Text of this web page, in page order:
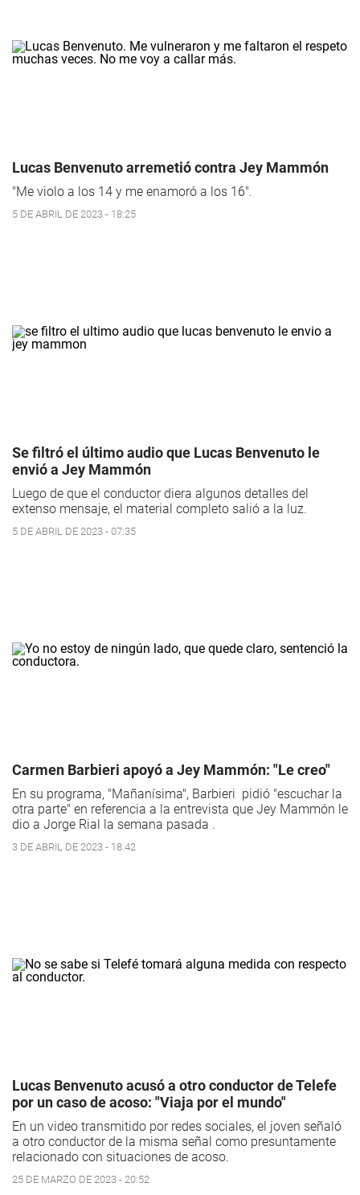
Lucas Benvenuto arremetió contra Jey Mammón
"Me violo a los 14 y me enamoró a los 16".
5 DE ABRIL DE 2023 - 18:25
Se filtró el último audio que Lucas Benvenuto le
envió a Jey Mammón
Luego de que el conductor diera algunos detalles del
extenso mensaje, el material completo salió a la luz.
5 DE ABRIL DE 2023 - 07:35
Carmen Barbieri apoyó a Jey Mammón: "Le creo"
En su programa, "Mañanísima", Barbieri pidió "escuchar la
otra parte" en referencia a la entrevista que Jey Mammón le
dio a Jorge Rial la semana pasada .
3 DE ABRIL DE 2023 - 18:42
Lucas Benvenuto acusó a otro conductor de Telefe
por un caso de acoso: "Viaja por el mundo"
En un video transmitido por redes sociales, el joven señaló
a otro conductor de la misma señal como presuntamente
relacionado con situaciones de acoso.
25 DE MARZO DE 2023 - 20:52